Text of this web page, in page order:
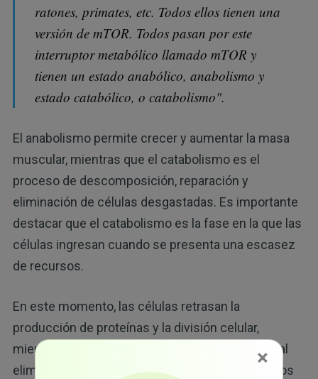
ratones, primates, etc. Todos ellos tienen una
versión de mTOR. Todos pasan por este
interruptor metabólico llamado mTOR y
tienen un estado anabólico, anabolismo y
estado catabólico, o catabolismo".
El anabolismo permite crecer y aumentar la masa
muscular, mientras que el catabolismo es el
proceso de descomposición, reparación y
eliminación de células desgastadas. Es importante
destacar que el catabolismo es la fase en la que las
células ingresan cuando se presenta una escasez
de recursos.
En este momento, las células retrasan la
producción de proteínas y la división celular,
mientras activan el proceso de
, el cual
elimina las proteínas mal plegadas y los orgánulos
×